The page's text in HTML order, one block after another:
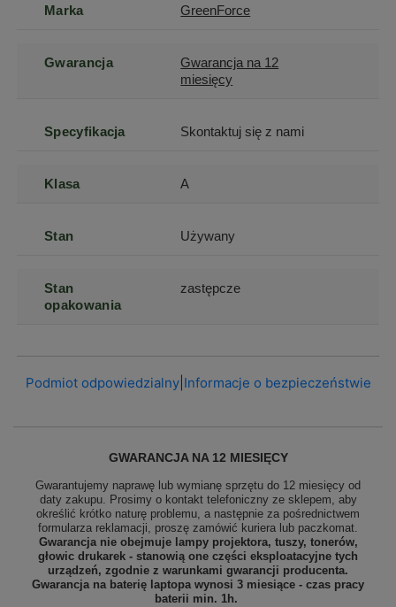
Marka GreenForce
Gwarancja
Gwarancja na 12
miesięcy
Specyfikacja Skontaktuj się z nami
Klasa A
Stan Używany
Stan
opakowania
zastępcze
Podmiot odpowiedzialny| Informacje o bezpieczeństwie
GWARANCJA NA 12 MIESIĘCY
Gwarantujemy naprawę lub wymianę sprzętu do 12 miesięcy od
daty zakupu. Prosimy o kontakt telefoniczny ze sklepem, aby
określić krótko naturę problemu, a następnie za pośrednictwem
formularza reklamacji, proszę zamówić kuriera lub paczkomat.
Gwarancja nie obejmuje lampy projektora, tuszy, tonerów,
głowic drukarek - stanowią one części eksploatacyjne tych
urządzeń, zgodnie z warunkami gwarancji producenta.
Gwarancja na baterię laptopa wynosi 3 miesiące - czas pracy
baterii min. 1h.